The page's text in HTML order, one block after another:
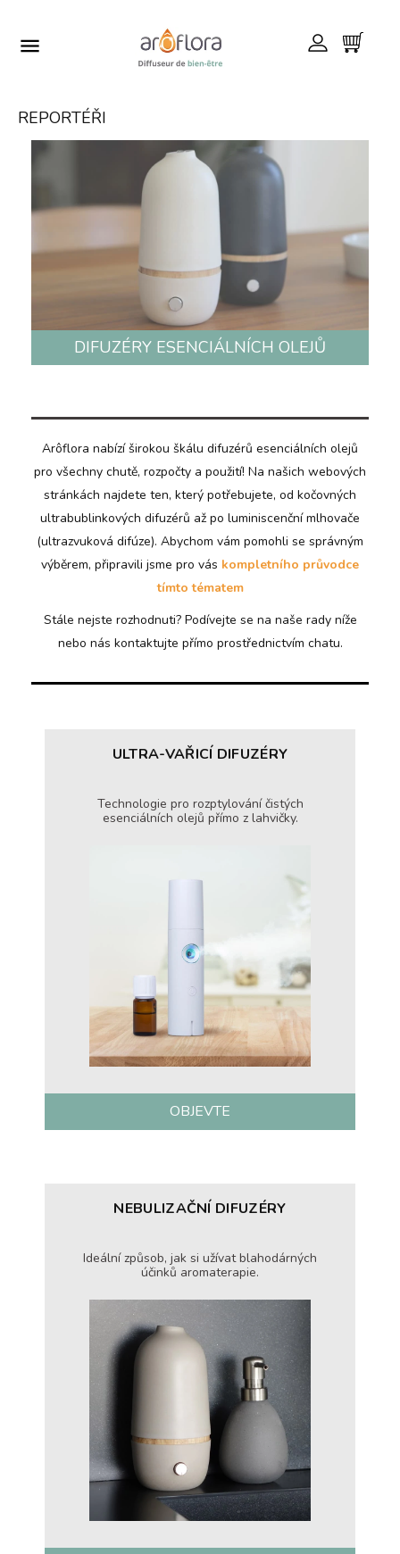

REPORTÉŘI
DIFUZÉRY ESENCIÁLNÍCH OLEJŮ
Arôflora nabízí širokou škálu difuzérů esenciálních olejů
pro všechny chutě, rozpočty a použití! Na našich webových
stránkách najdete ten, který potřebujete, od kočovných
ultrabublinkových difuzérů až po luminiscenční mlhovače
(ultrazvuková difúze). Abychom vám pomohli se správným
výběrem, připravili jsme pro vás kompletního průvodce
tímto tématem
Stále nejste rozhodnuti? Podívejte se na naše rady níže
nebo nás kontaktujte přímo prostřednictvím chatu.
ULTRA-VAŘICÍ DIFUZÉRY
Technologie pro rozptylování čistých
esenciálních olejů přímo z lahvičky.
OBJEVTE
NEBULIZAČNÍ DIFUZÉRY
Ideální způsob, jak si užívat blahodárných
účinků aromaterapie.